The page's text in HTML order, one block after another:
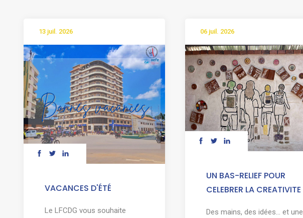
13 juil. 2026
VACANCES D'ÉTÉ
Le LFCDG vous souhaite
06 juil. 2026
UN BAS-RELIEF POUR
CELEBRER LA CREATIVITE
Des mains, des idées… et une